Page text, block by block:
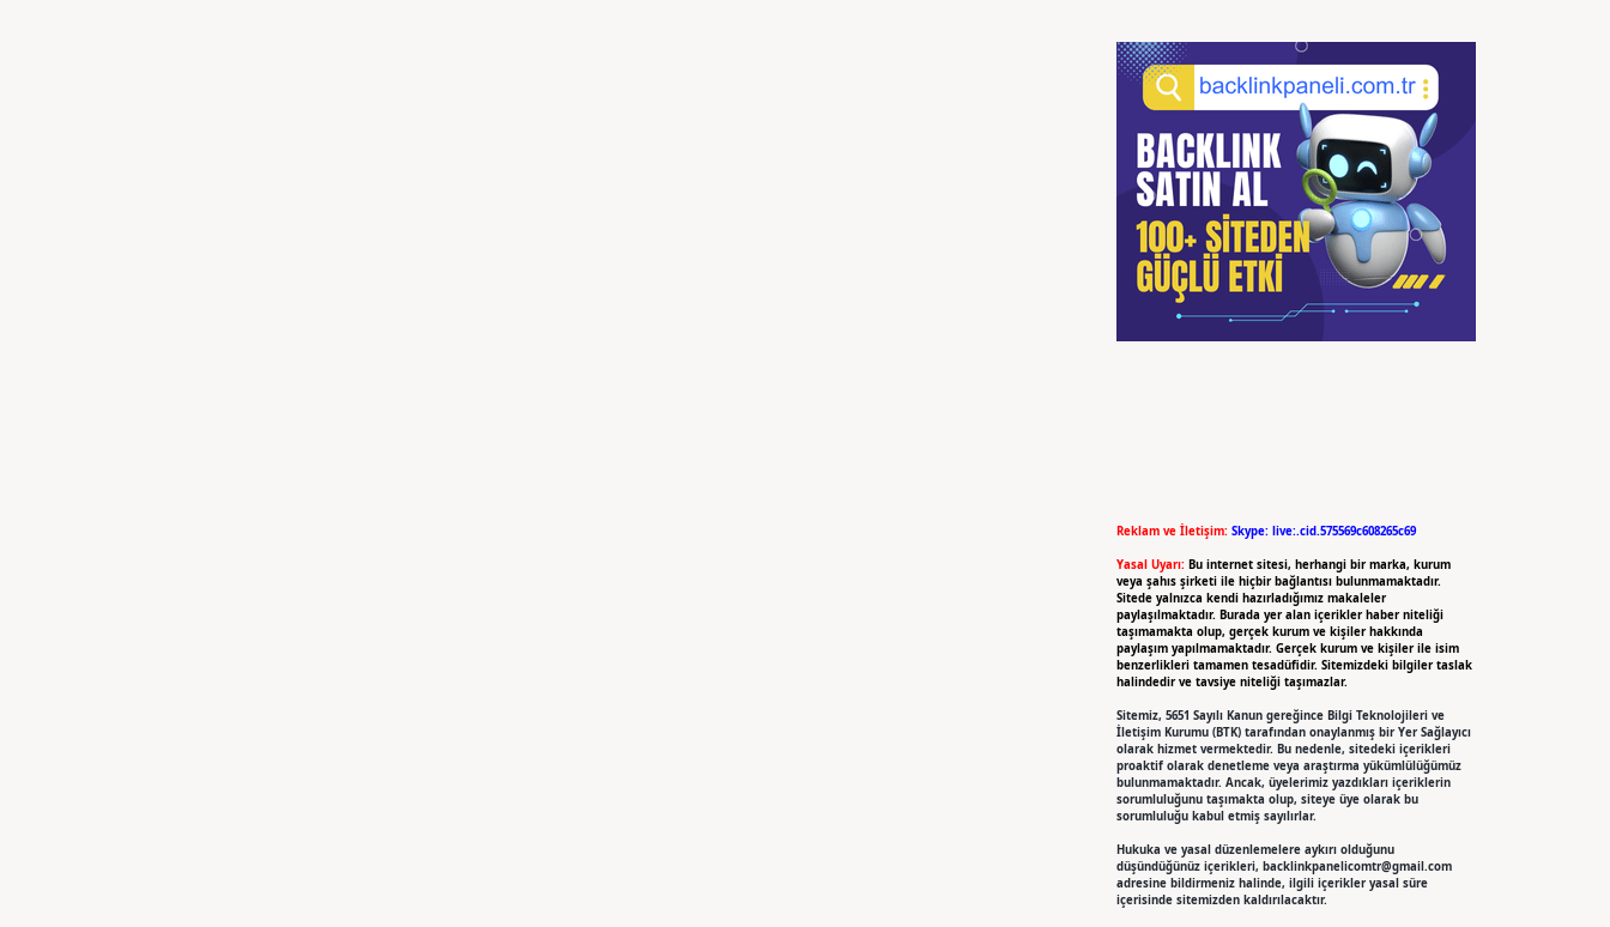
Reklam ve İletişim: Skype: live:.cid.575569c608265c69
Yasal Uyarı: Bu internet sitesi, herhangi bir marka, kurum
veya şahıs şirketi ile hiçbir bağlantısı bulunmamaktadır.
Sitede yalnızca kendi hazırladığımız makaleler
paylaşılmaktadır. Burada yer alan içerikler haber niteliği
taşımamakta olup, gerçek kurum ve kişiler hakkında
paylaşım yapılmamaktadır. Gerçek kurum ve kişiler ile isim
benzerlikleri tamamen tesadüfidir. Sitemizdeki bilgiler taslak
halindedir ve tavsiye niteliği taşımazlar.
Sitemiz, 5651 Sayılı Kanun gereğince Bilgi Teknolojileri ve
İletişim Kurumu (BTK) tarafından onaylanmış bir Yer Sağlayıcı
olarak hizmet vermektedir. Bu nedenle, sitedeki içerikleri
proaktif olarak denetleme veya araştırma yükümlülüğümüz
bulunmamaktadır. Ancak, üyelerimiz yazdıkları içeriklerin
sorumluluğunu taşımakta olup, siteye üye olarak bu
sorumluluğu kabul etmiş sayılırlar.
Hukuka ve yasal düzenlemelere aykırı olduğunu
düşündüğünüz içerikleri, backlinkpanelicomtr@gmail.com
adresine bildirmeniz halinde, ilgili içerikler yasal süre
içerisinde sitemizden kaldırılacaktır.